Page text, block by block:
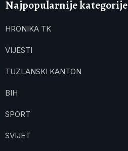
Najpopularnije kategorije
HRONIKA TK
VIJESTI
TUZLANSKI KANTON
BIH
SPORT
SVIJET